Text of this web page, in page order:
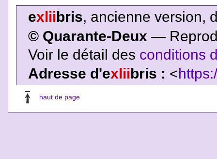
exlii bris, ancienne version,
© Quarante-Deux —
Voir le détail des conditions
Adresse d'exliibris : <
haut de page